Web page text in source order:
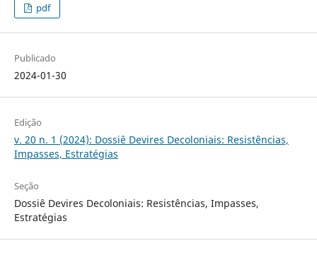
pdf
Publicado
2024-01-30
Edição
v. 20 n. 1 (2024): Dossiê Devires Decoloniais: Resistências,
Impasses, Estratégias
Seção
Dossiê Devires Decoloniais: Resistências, Impasses,
Estratégias